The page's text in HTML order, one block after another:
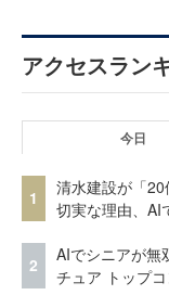
アクセスラン
今日
1
清水建設が「
切実な理由、AI
2
AIでシニアが無
チュア トップ